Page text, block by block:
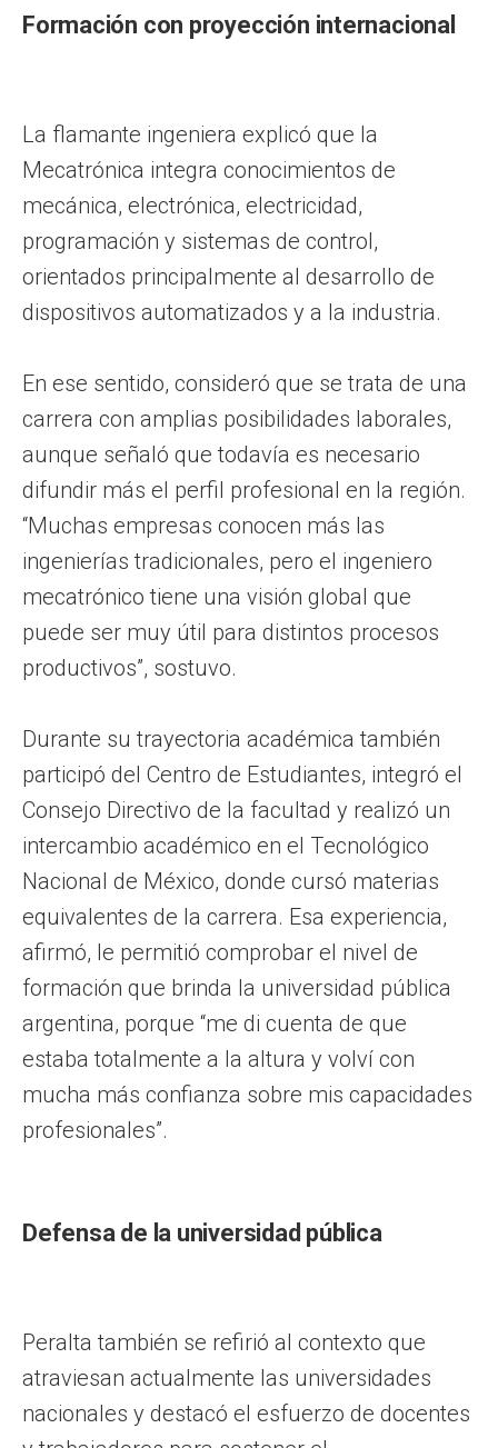
Formación con proyección internacional
La flamante ingeniera explicó que la
Mecatrónica integra conocimientos de
mecánica, electrónica, electricidad,
programación y sistemas de control,
orientados principalmente al desarrollo de
dispositivos automatizados y a la industria.
En ese sentido, consideró que se trata de una
carrera con amplias posibilidades laborales,
aunque señaló que todavía es necesario
difundir más el perfil profesional en la región.
“Muchas empresas conocen más las
ingenierías tradicionales, pero el ingeniero
mecatrónico tiene una visión global que
puede ser muy útil para distintos procesos
productivos”, sostuvo.
Durante su trayectoria académica también
participó del Centro de Estudiantes, integró el
Consejo Directivo de la facultad y realizó un
intercambio académico en el Tecnológico
Nacional de México, donde cursó materias
equivalentes de la carrera. Esa experiencia,
afirmó, le permitió comprobar el nivel de
formación que brinda la universidad pública
argentina, porque “me di cuenta de que
estaba totalmente a la altura y volví con
mucha más confianza sobre mis capacidades
profesionales”.
Defensa de la universidad pública
Peralta también se refirió al contexto que
atraviesan actualmente las universidades
nacionales y destacó el esfuerzo de docentes